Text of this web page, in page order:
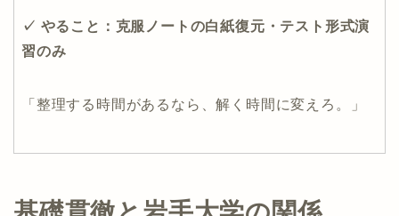
✓ やること：克服ノートの白紙復元・テスト形式演
習のみ
「整理する時間があるなら、解く時間に変えろ。」